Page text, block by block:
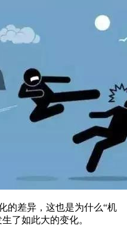
差异，这也是为什么“机
了如此大的变化。